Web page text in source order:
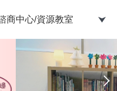
商中心/資源教室